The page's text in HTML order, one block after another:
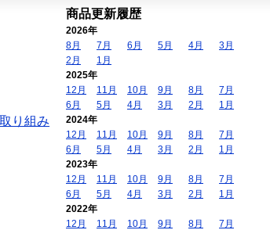
り組み
商品更新履歴
2026年
8月
7月 6月 5月 4月
3月
2月
1月
2025年
12月
11月 10月 9月 8月
7月
6月
5月 4月 3月 2月
1月
2024年
12月
11月 10月 9月 8月
7月
6月
5月 4月 3月 2月
1月
2023年
12月
11月 10月 9月 8月
7月
6月
5月 4月 3月 2月
1月
2022年
12月
11月 10月 9月 8月
7月